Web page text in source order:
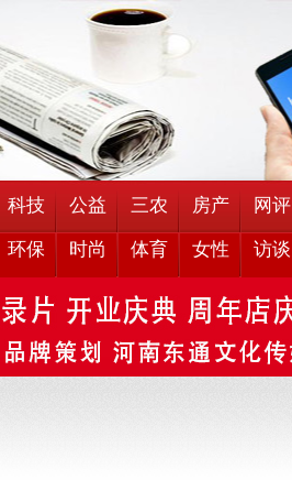
科技 公益 三农 房产 网评
环保 时尚 体育 女性 访谈